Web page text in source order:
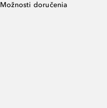
Možnosti doručenia